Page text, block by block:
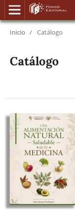
Inicio / Catálogo
Catálogo